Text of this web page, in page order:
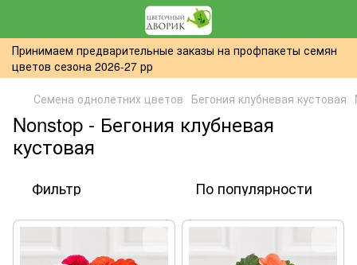
Принимаем предварительные заказы на профпакеты семян
цветов сезона 2026-27 рр
Семена однолетних цветов Бегония клубневая кустовая
Nonstop - Бегония клубневая
кустовая
Фильтр По популярности